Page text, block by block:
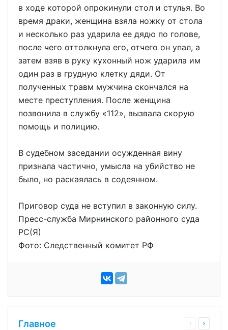
в ходе которой опрокинули стол и стулья. Во
время драки, женщина взяла ножку от стола
и несколько раз ударила ее дядю по голове,
после чего оттолкнула его, отчего он упал, а
затем взяв в руку кухонный нож ударила им
один раз в грудную клетку дяди. От
полученных травм мужчина скончался на
месте преступления. После женщина
позвонила в службу «112», вызвала скорую
помощь и полицию.
В судебном заседании осужденная вину
признала частично, умысла на убийство не
было, но раскаялась в содеянном.
Приговор суда не вступил в законную силу.
Пресс-служба Мирнинского районного суда
РС(Я)
Фото: Следственный комитет РФ
Главное